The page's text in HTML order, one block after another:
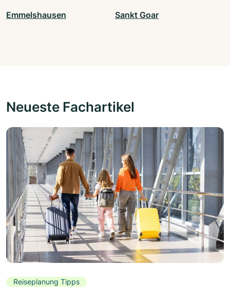
Emmelshausen Sankt Goar
Neueste Fachartikel
Reiseplanung Tipps